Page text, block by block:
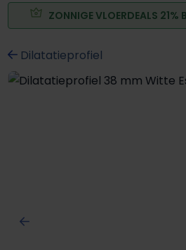
ZONNIGE VLOERDEALS 21%
Dilatatieprofiel
Afbeeldingengalerij overslaan